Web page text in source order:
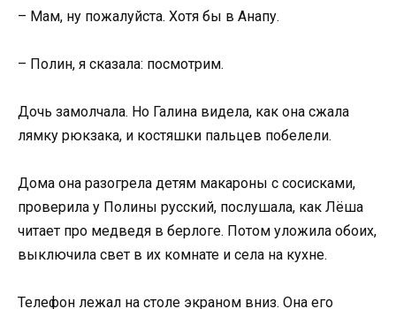
– Мам, ну пожалуйста. Хотя бы в Анапу.
– Полин, я сказала: посмотрим.
Дочь замолчала. Но Галина видела, как она сжала
лямку рюкзака, и костяшки пальцев побелели.
Дома она разогрела детям макароны с сосисками,
проверила у Полины русский, послушала, как Лёша
читает про медведя в берлоге. Потом уложила обоих,
выключила свет в их комнате и села на кухне.
Телефон лежал на столе экраном вниз. Она его